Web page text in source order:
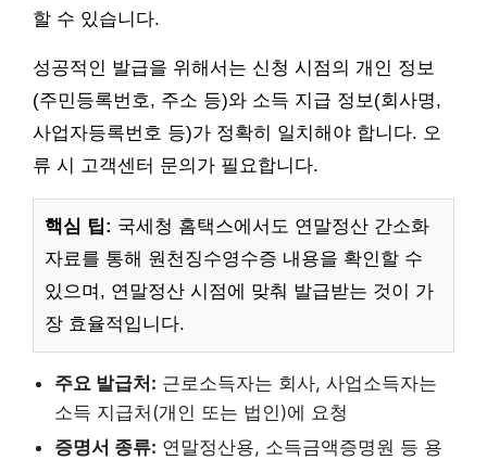
할 수 있습니다.
성공적인 발급을 위해서는 신청 시점의 개인 정보
(주민등록번호, 주소 등)와 소득 지급 정보(회사명,
사업자등록번호 등)가 정확히 일치해야 합니다. 오
류 시 고객센터 문의가 필요합니다.
핵심 팁: 국세청 홈택스에서도 연말정산 간소화
자료를 통해 원천징수영수증 내용을 확인할 수
있으며, 연말정산 시점에 맞춰 발급받는 것이 가
장 효율적입니다.
주요 발급처: 근로소득자는 회사, 사업소득자는
소득 지급처(개인 또는 법인)에 요청
증명서 종류: 연말정산용, 소득금액증명원 등 용